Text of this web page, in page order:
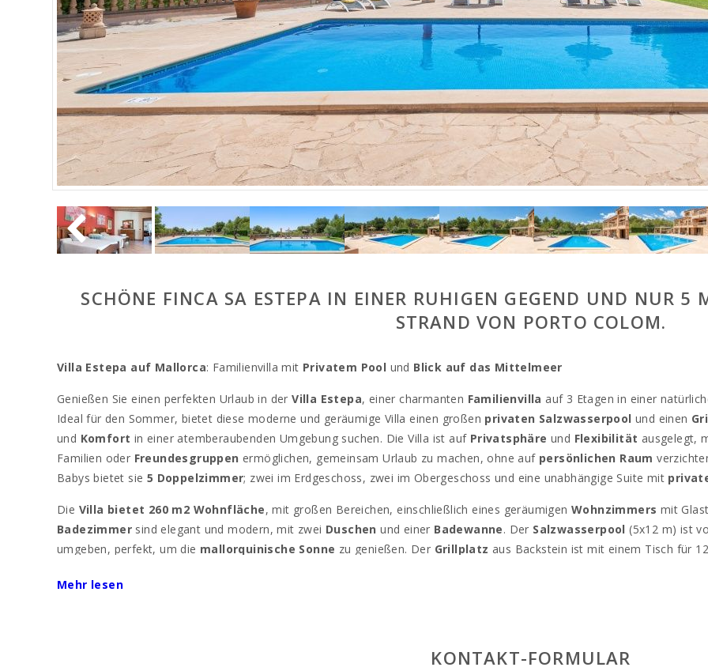
SCHÖNE FINCA SA ESTEPA IN EINER RUHIGEN GEGEND UND NUR
STRAND VON PORTO COLOM.
Villa Estepa auf Mallorca: Familienvilla mit Privatem Pool und Blick auf das Mittelmeer
Genießen Sie einen perfekten Urlaub in derVilla Estepa, einer charmanten Familienvilla auf 3 Etagen in einer
Ideal für den Sommer, bietet diese moderne und geräumige Villa einen großen privaten Salzwasserpool und einen
und Komfort in einer atemberaubenden Umgebung suchen. Die Villa ist auf Privatsphäre und Flexibilität ausgelegt,
Familien oder Freundesgruppen ermöglichen, gemeinsam Urlaub zu machen, ohne auf persönlichen Raum
Babys bietet sie 5 Doppelzimmer; zwei im Erdgeschoss, zwei im Obergeschoss und eine unabhängige Suite mit
Die Villa bietet 260 m2 Wohnfläche, mit großen Bereichen, einschließlich eines geräumigenWohnzimmers mit
Badezimmer sind elegant und modern, mit zwei Duschen und einer Badewanne. Der Salzwasserpool (5x12 m) ist
umgeben, perfekt, um die mallorquinische Sonne zu genießen. Der Grillplatz aus Backstein ist mit einem Tisch für
Cala Esmeralda
Mehr lesen
KONTAKT-FORMULAR